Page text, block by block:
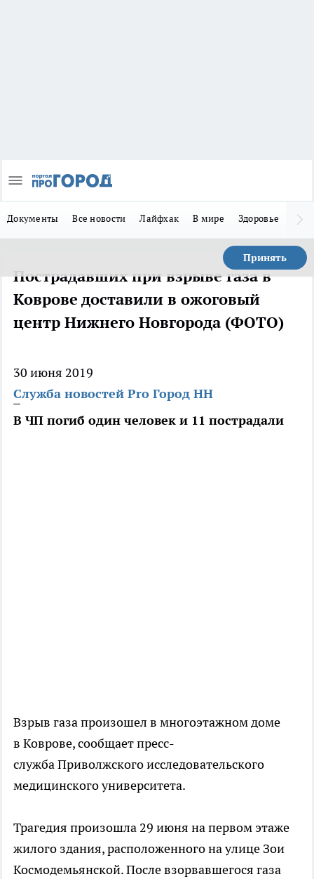
Документы Все новости Лайфхак В мире Здоровье
Принять
Пострадавших при взрыве газа в
Коврове доставили в ожоговый
центр Нижнего Новгорода (ФОТО)
30 июня 2019
Служба новостей Pro Город НН
В ЧП погиб один человек и 11 пострадали
Взрыв газа произошел в многоэтажном доме
в Коврове, сообщает пресс-
служба Приволжского исследовательского
медицинского университета.
Трагедия произошла 29 июня на первом этаже
жилого здания, расположенного на улице Зои
Космодемьянской. После взорвавшегося газа